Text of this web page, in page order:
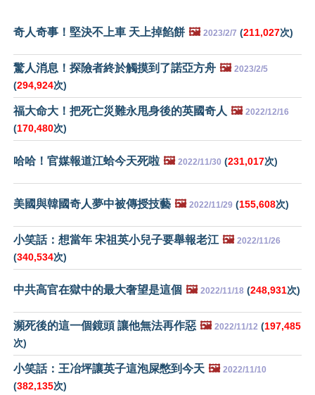
奇人奇事！堅決不上車 天上掉餡餅 🖼️ 2023/2/7 (211,027次)
驚人消息！探險者終於觸摸到了諾亞方舟 🖼️ 2023/2/5
(294,924次)
福大命大！把死亡災難永甩身後的英國奇人 🖼️ 2022/12/16
(170,480次)
哈哈！官媒報道江蛤今天死啦 🖼️ 2022/11/30 (231,017次)
美國與韓國奇人夢中被傳授技藝 🖼️ 2022/11/29 (155,608次)
小笑話：想當年 宋祖英小兒子要舉報老江 🖼️ 2022/11/26
(340,534次)
中共高官在獄中的最大奢望是這個 🖼️ 2022/11/18 (248,931次)
瀕死後的這一個鏡頭 讓他無法再作惡 🖼️ 2022/11/12 (197,485
次)
小笑話：王冶坪讓英子這泡屎憋到今天 🖼️ 2022/11/10
(382,135次)